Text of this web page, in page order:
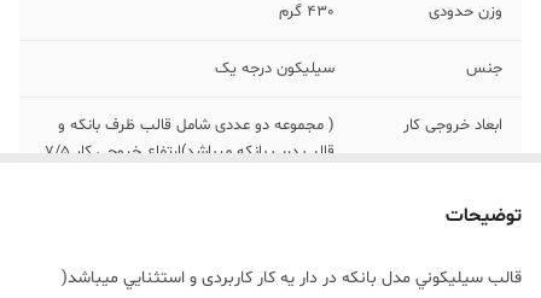
وزن حدودی 430 گرم
جنس سیلیکون درجه یک
ابعاد خروجی کار
( مجموعه دو عددی شامل قالب ظرف بانکه و
قالب درب بانکه میباشد)ارتفاع خروجي کار 7/5
توضیحات
قالب سيليکوني مدل بانکه در دار يه کار کاربردی و استثنايي ميباشد(